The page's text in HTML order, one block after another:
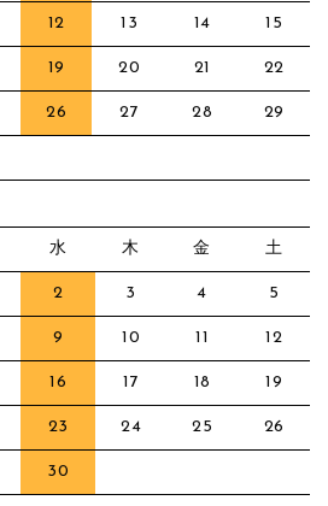
12 13 14 15
19 20 21 22
26 27 28 29
水 木 金 土
2 3 4 5
9 10 11 12
16 17 18 19
23 24 25 26
30